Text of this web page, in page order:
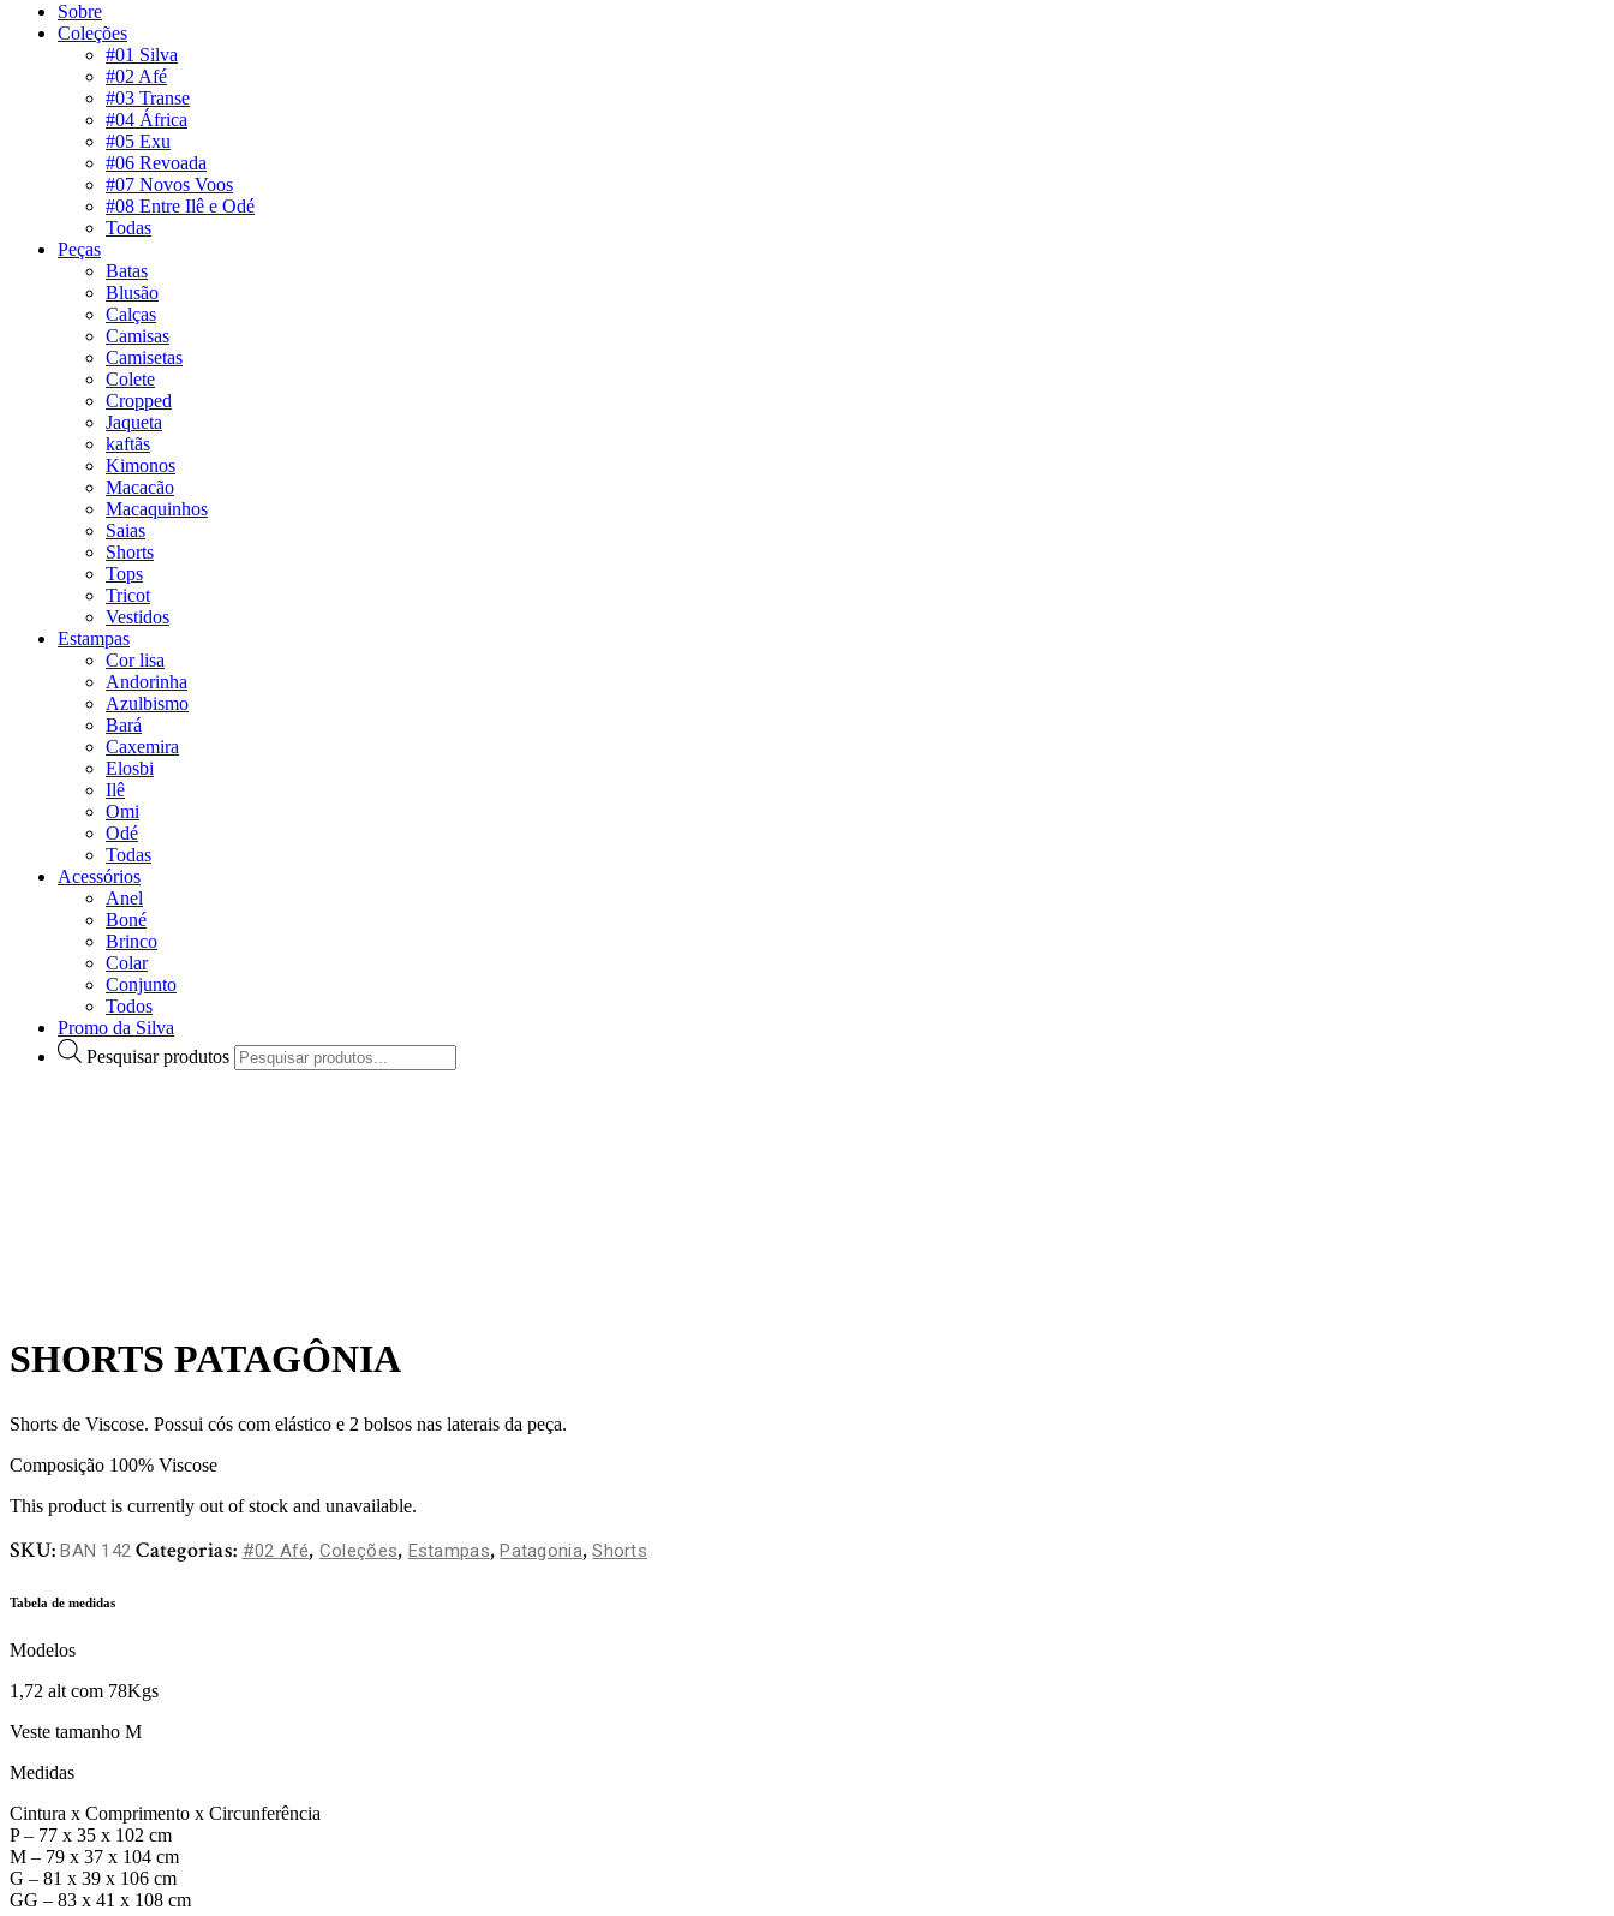
Sobre
Coleções
#01 Silva
#02 Afé
#03 Transe
#04 África
#05 Exu
#06 Revoada
#07 Novos Voos
#08 Entre Ilê e Odé
Todas
Peças
Batas
Blusão
Calças
Camisas
Camisetas
Colete
Cropped
Jaqueta
kaftãs
Kimonos
Macacão
Macaquinhos
Saias
Shorts
Tops
Tricot
Vestidos
Estampas
Cor lisa
Andorinha
Azulbismo
Bará
Caxemira
Elosbi
Ilê
Omi
Odé
Todas
Acessórios
Anel
Boné
Brinco
Colar
Conjunto
Todos
Promo da Silva
Pesquisar produtos
SHORTS PATAGÔNIA
Shorts de Viscose. Possui cós com elástico e 2 bolsos nas laterais da peça.
Composição 100% Viscose
This product is currently out of stock and unavailable.
SKU:BAN 142 Categorias: #02 Afé, Coleções, Estampas,Patagonia,Shorts
Tabela de medidas
Modelos
1,72 alt com 78Kgs
Veste tamanho M
Medidas
Cintura x Comprimento x Circunferência
P – 77 x 35 x 102 cm
M – 79 x 37 x 104 cm
G – 81 x 39 x 106 cm
GG – 83 x 41 x 108 cm